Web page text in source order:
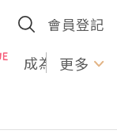
會員登記
成為U更多